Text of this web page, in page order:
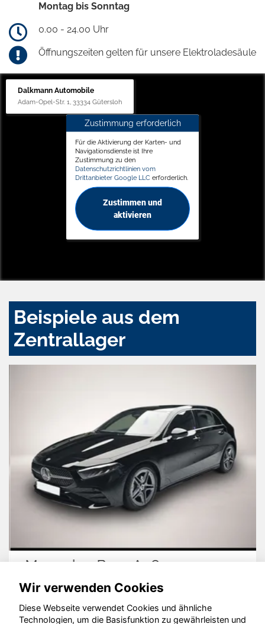
Montag bis Sonntag
0.00 - 24.00 Uhr
Öffnungszeiten gelten für unsere Elektroladesäule
Dalkmann Automobile
Adam-Opel-Str. 1, 33334 Gütersloh
Zustimmung erforderlich
Für die Aktivierung der Karten- und
Navigationsdienste ist Ihre
Zustimmung zu den
Datenschutzrichtlinien vom
Drittanbieter Google LLC erforderlich.
Zustimmen und
aktivieren
Beispiele aus dem
Zentrallager
Mercedes-Benz A 180
Wir verwenden Cookies
Diese Webseite verwendet Cookies und ähnliche
Technologien, um die Basisfunktion zu gewährleisten und